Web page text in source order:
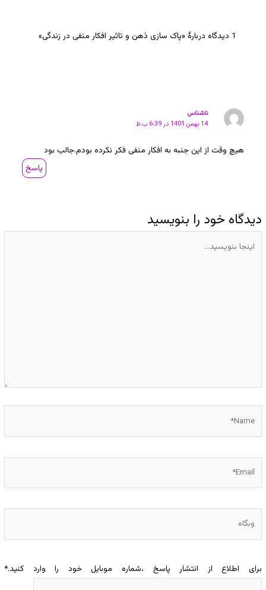
1 دیدگاه دربارهٔ «پاک سازی ذهن و تاثیر افکار منفی در زندگی»
ناشناس
14 بهمن 1401 در 6:39 ب.ظ
هیچ وقت از این جنبه به افکار منفی فکر نکرده بودم.جالب بود
پاسخ
دیدگاه‌ خود را بنویسید
وبگاه
برای اطلاع از انتشار پاسخ ،شماره موبایل خود را وارد کنید.*